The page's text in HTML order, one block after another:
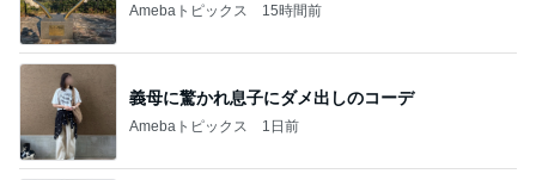
Amebaトピックス 15時間前
義母に驚かれ息子にダメ出しのコーデ
Amebaトピックス 1日前